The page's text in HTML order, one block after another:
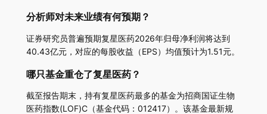
分析师对未来业绩有何预期？
证券研究员普遍预期复星医药2026年归母净利润将达到
40.43亿元，对应的每股收益（EPS）均值预计为1.51元。
哪只基金重仓了复星医药？
截至报告期末，持有复星医药最多的基金为招商国证生物
医药指数(LOF)C（基金代码：012417）。该基金最新规